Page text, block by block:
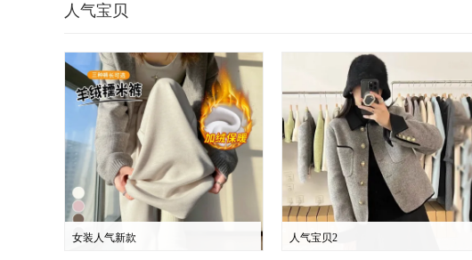
人气宝贝
女装人气新款 人气宝贝2